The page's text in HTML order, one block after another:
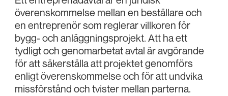
överenskommelse mellan en beställare och
en entreprenör som reglerar villkoren för
bygg- och anläggningsprojekt. Att ha ett
tydligt och genomarbetat avtal är avgörande
för att säkerställa att projektet genomförs
enligt överenskommelse och för att undvika
missförstånd och tvister mellan parterna.